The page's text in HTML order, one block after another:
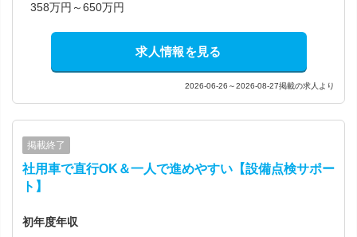
358万円～650万円
求人情報を見る
2026-06-26～2026-08-27掲載の求人より
掲載終了
社用車で直行OK＆一人で進めやすい【設備点検サポー
ト】
初年度年収